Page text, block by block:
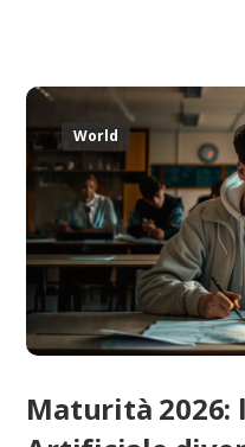
World
Maturità 2026: